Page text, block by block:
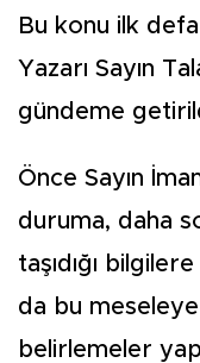
Bu konu ilk
Yazarı Sayın
gündeme
Önce Sayın
duruma, daha
taşıdığı
da bu
belirlemeler